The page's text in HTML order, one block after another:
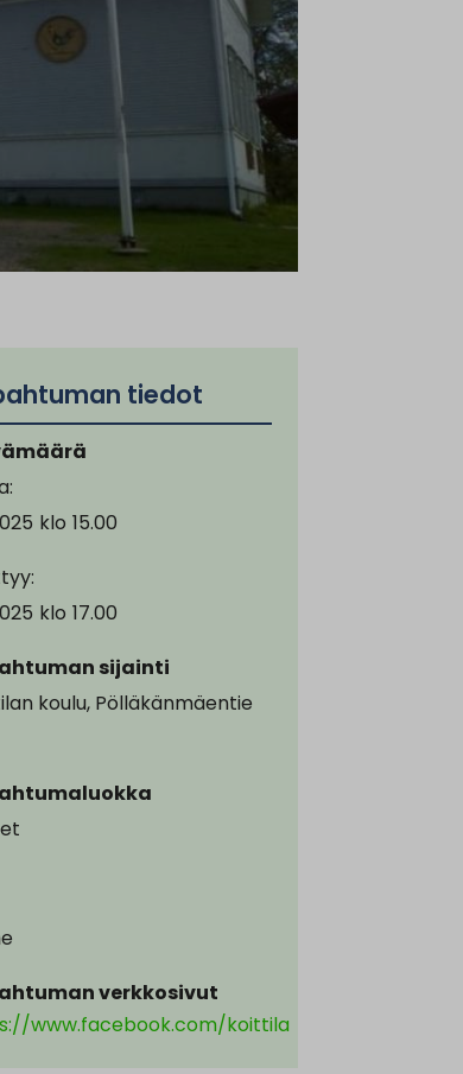
tiedot
klo 15.00
klo 17.00
sijainti
koulu, Pölläkänmäentie
verkkosivut
www.facebook.com/koittila